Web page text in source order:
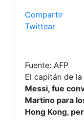
Compartir
Twittear
Fuente: AFP
El capitán de
Messi, fue
Martino para
Hong Kong,